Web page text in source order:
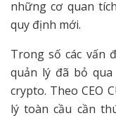
những cơ quan
quy định mới.
Trong số các vấn
quản lý đã bỏ
crypto. Theo CEO
lý toàn cầu cần